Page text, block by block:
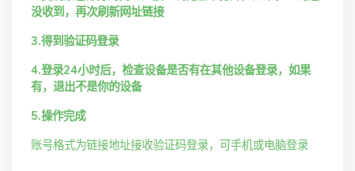
没收到，再次刷新网址链接
3.得到验证码登录
4.登录24小时后，检查设备是否有在其他设备登录，如果
有，退出不是你的设备
5.操作完成
账号格式为链接地址接收验证码登录，可手机或电脑登录